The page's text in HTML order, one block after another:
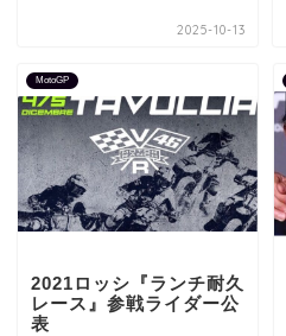
2025-10-13
MotoGP
2021ロッシ『ランチ耐久
レース』参戦ライダー公
表